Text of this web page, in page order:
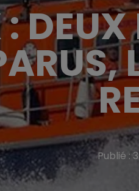
DEUX
Publié :